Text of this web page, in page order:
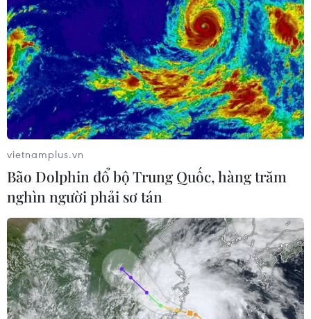
Lập liên doanh khai thác bến container số
3, 4 Cảng biển quốc tế Hải Phòng
05/07/2024 12:23
Tổng công ty Hàng hải Việt Nam đang hợp tác với các
tập đoàn hàng hải hàng đầu thế giới để tạo ra bước
đột phá trong phát triển cơ sở hạ tầng hàng hải theo
định hướng của Chính phủ Việt Nam.
vietnamplus.vn
Bão Dolphin đổ bộ Trung Quốc, hàng trăm
nghìn người phải sơ tán